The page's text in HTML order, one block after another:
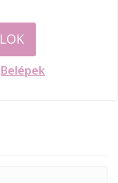
Belépek